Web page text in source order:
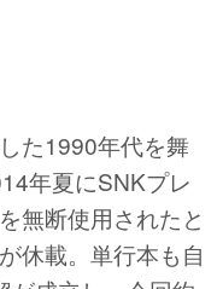
た1990年代を舞
年夏にSNKプレ
無断使用されたと
休載。単行本も自